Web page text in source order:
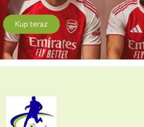
Kup teraz